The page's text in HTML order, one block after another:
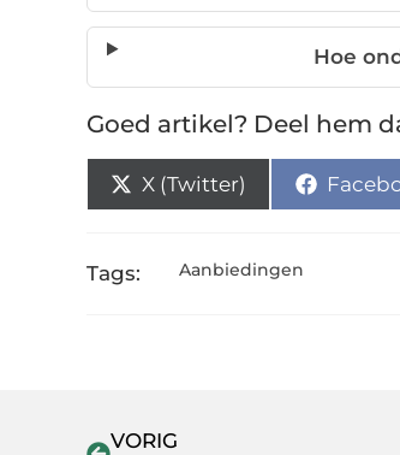
Hoe
Goed artikel? Deel hem
X (Twitter)
Tags: Aanbiedingen
VORIG